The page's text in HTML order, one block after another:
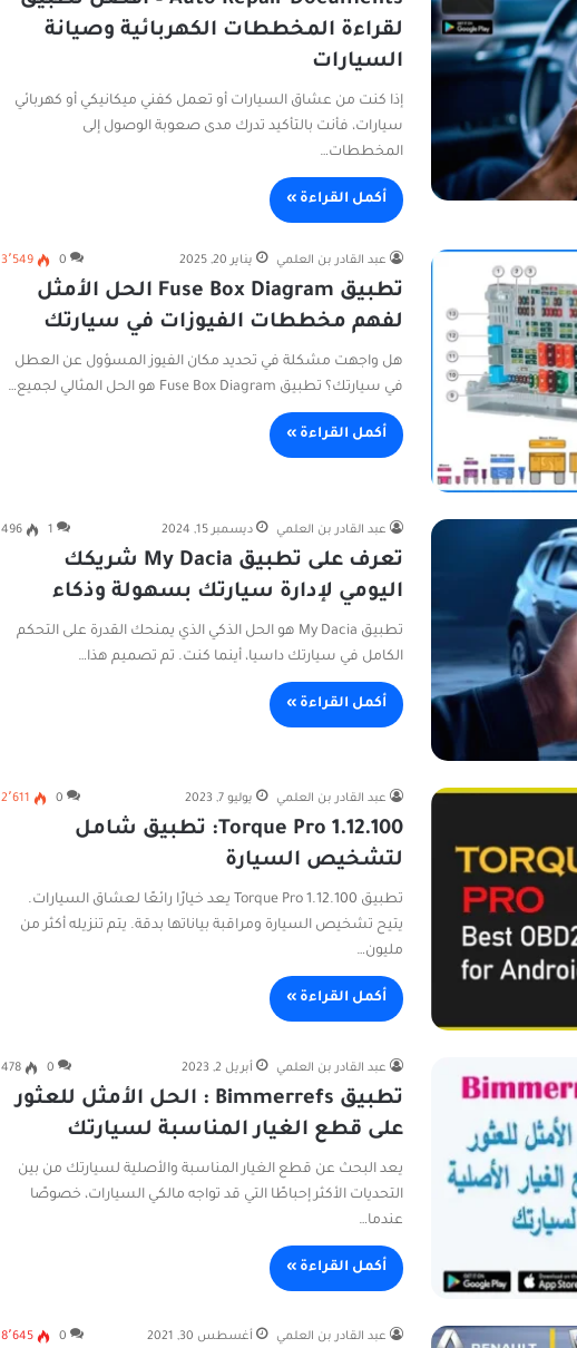
لقراءة المخططات الكهربائية وصيانة
السيارات
إذا كنت من عشاق السيارات أو تعمل كفني ميكانيكي أو كهربائي
سيارات، فأنت بالتأكيد تدرك مدى صعوبة الوصول إلى
المخططات…
أكمل القراءة »
عبد القادر بن العلمي يناير 20, 2025 0 3٬549
تطبيق Fuse Box Diagram الحل الأمثل
لفهم مخططات الفيوزات في سيارتك
هل واجهت مشكلة في تحديد مكان الفيوز المسؤول عن العطل
في سيارتك؟ تطبيق Fuse Box Diagram هو الحل المثالي لجميع…
أكمل القراءة »
عبد القادر بن العلمي ديسمبر 15, 2024 1
496
تعرف على تطبيق My Dacia شريكك
اليومي لإدارة سيارتك بسهولة وذكاء
تطبيق My Dacia هو الحل الذكي الذي يمنحك القدرة على التحكم
الكامل في سيارتك داسيا، أينما كنت. تم تصميم هذا…
أكمل القراءة »
عبد القادر بن العلمي يوليو 7, 2023 0 2٬611
Torque Pro 1.12.100: تطبيق شامل
لتشخيص السيارة
تطبيق Torque Pro 1.12.100 يعد خيارًا رائعًا لعشاق السيارات.
يتيح تشخيص السيارة ومراقبة بياناتها بدقة. يتم تنزيله أكثر من
مليون…
أكمل القراءة »
عبد القادر بن العلمي أبريل 2, 2023 0
478
تطبيق Bimmerrefs : الحل الأمثل للعثور
على قطع الغيار المناسبة لسيارتك
يعد البحث عن قطع الغيار المناسبة والأصلية لسيارتك من بين
التحديات الأكثر إحباطًا التي قد تواجه مالكي السيارات، خصوصًا
عندما…
أكمل القراءة »
عبد القادر بن العلمي أغسطس 30, 2021 0 8٬645